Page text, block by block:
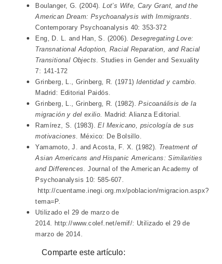
Boulanger, G. (2004).Lot’s Wife, Cary Grant, and the
American Dream: Psychoanalysis with Immigrants
Contemporary Psychoanalysis 40: 353-372
Eng, D. L. and Han, S. (2006). Desegregating Love:
Transnational Adoption, Racial Reparation, and Racial
Transitional Objects . Studies in Gender and Sexuality
7: 141-172
Grinberg, L., Grinberg, R. (1971) Identidad y cambio
Madrid: Editorial Paidós.
Grinberg, L., Grinberg, R. (1982).Psicoanálisis de la
migración y del exilio . Madrid: Alianza Editorial.
Ramírez, S. (1983).El Mexicano, psicología de sus
motivaciones . México: De Bolsillo.
Yamamoto, J. and Acosta, F. X. (1982). Treatment of
Asian Americans and Hispanic Americans: Similarities
and Differences . Journal of the American Academy of
Psychoanalysis 10: 585-607.
http://cuentame.inegi.org.mx/poblacion/migracion.aspx?
tema=P.
Utilizado el 29 de marzo de
2014.
http://www.colef.net/emif/: Utilizado el 29 de
marzo de 2014.
Comparte este artículo: